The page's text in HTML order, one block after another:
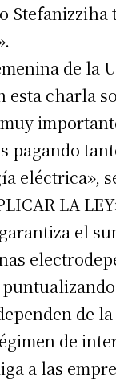
de la
esta charla
pagando
eléctrica»,
LA
el
de
de
a las